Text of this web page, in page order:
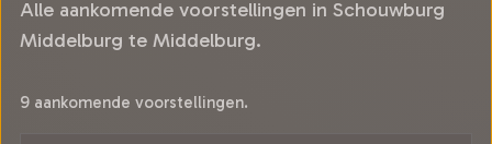
Alle aankomende voorstellingen in Schouwburg
Middelburg te Middelburg.
9 aankomende voorstellingen.